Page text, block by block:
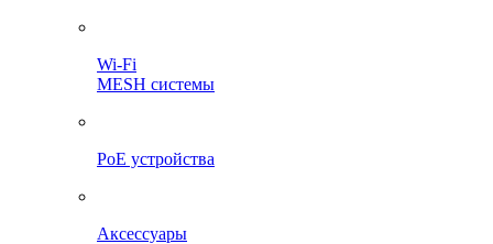
Wi-Fi
MESH системы
PoE устройства
Аксессуары